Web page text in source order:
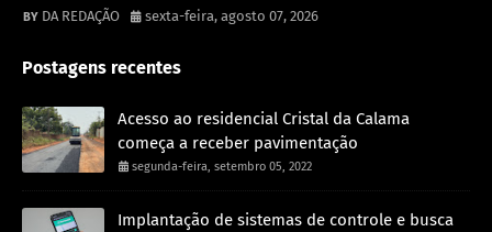
DA REDAÇÃO sexta-feira, agosto 07, 2026
Postagens recentes
Acesso ao residencial Cristal da Calama
começa a receber pavimentação
segunda-feira, setembro 05, 2022
Implantação de sistemas de controle e busca